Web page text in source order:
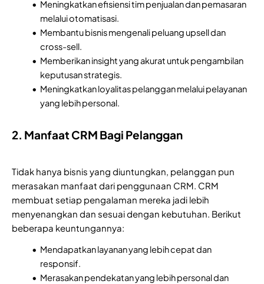
Meningkatkan efisiensi tim penjualan dan pemasaran
melalui otomatisasi.
Membantu bisnis mengenali peluang upsell dan
cross-sell.
Memberikan insight yang akurat untuk pengambilan
keputusan strategis.
Meningkatkan loyalitas pelanggan melalui pelayanan
yang lebih personal.
2. Manfaat CRM Bagi Pelanggan
Tidak hanya bisnis yang diuntungkan, pelanggan pun
merasakan manfaat dari penggunaan CRM. CRM
membuat setiap pengalaman mereka jadi lebih
menyenangkan dan sesuai dengan kebutuhan. Berikut
beberapa keuntungannya:
Mendapatkan layanan yang lebih cepat dan
responsif.
Merasakan pendekatan yang lebih personal dan